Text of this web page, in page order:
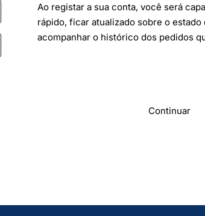
Ao registar a sua conta, você será
rápido, ficar atualizado sobre o estado
acompanhar o histórico dos pedidos
Continuar